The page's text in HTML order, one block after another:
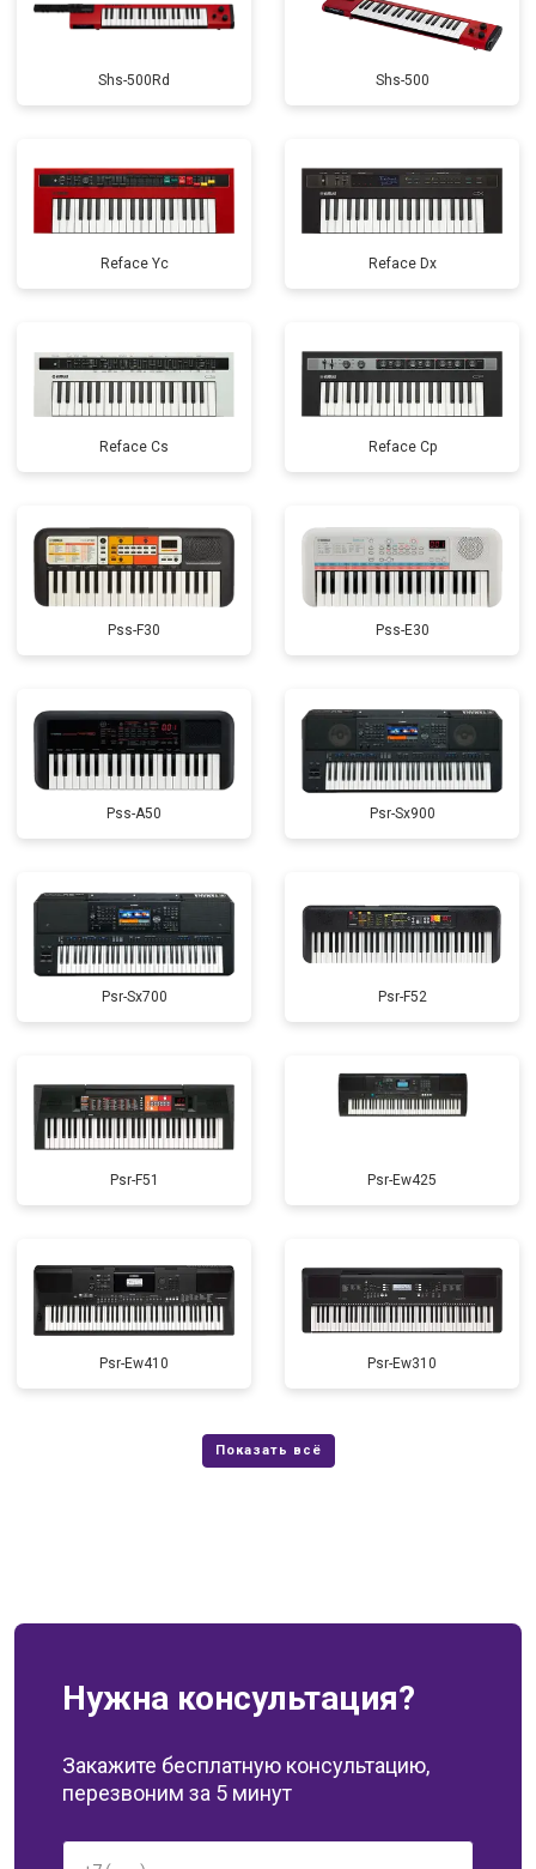
Shs-500Rd Shs-500
Reface Yc Reface Dx
Reface Cs Reface Cp
Pss-F30 Pss-E30
Pss-A50 Psr-Sx900
Psr-Sx700 Psr-F52
Psr-F51 Psr-Ew425
Psr-Ew410 Psr-Ew310
Нужна консультация?
Закажите бесплатную консультацию,
перезвоним за 5 минут